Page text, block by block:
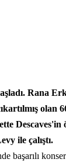
Rana
olan
ile çalıştı.